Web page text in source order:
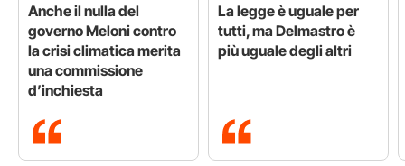
Anche il nulla del
governo Meloni contro
la crisi climatica merita
una commissione
d’inchiesta
La legge è uguale per
tutti, ma Delmastro è
più uguale degli altri